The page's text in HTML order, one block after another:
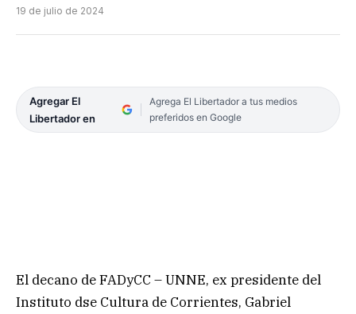
19 de julio de 2024
Agregar El
Libertador en
Agrega El Libertador a tus medios
preferidos en Google
El decano de FADyCC – UNNE, ex presidente del
Instituto dse Cultura de Corrientes, Gabriel